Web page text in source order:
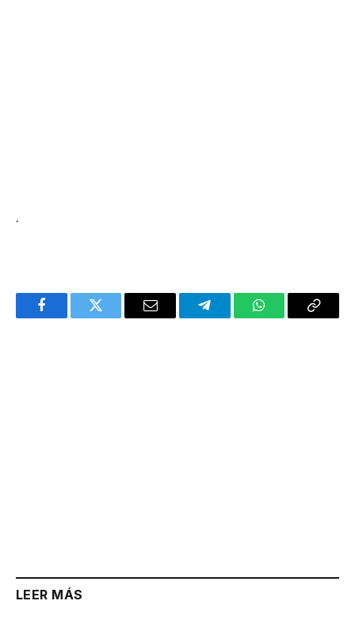
.
FacebookTwitter Email TelegramWhatsAppCopy
LEER MÁS